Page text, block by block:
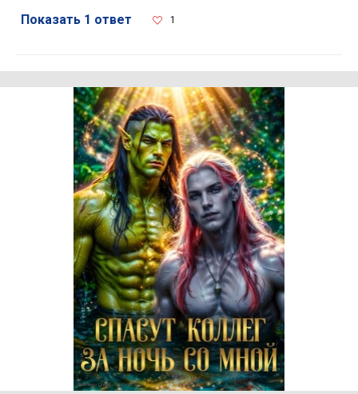
Показать 1 ответ 1
Реклама 18+ АО «ЛитГород»